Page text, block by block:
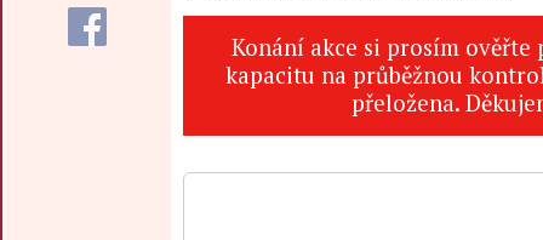
Konání akce si prosím ověřte
kapacitu na průběžnou
přeložena.